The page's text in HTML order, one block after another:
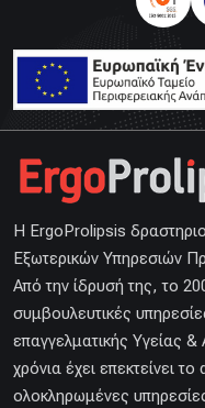
H ErgoProlipsis
Εξωτερικών Υπηρεσιών
Από την ίδρυσή της, το
συμβουλευτικές
επαγγελματικής Υγείας
χρόνια έχει επεκτείνει
ολοκληρωμένες